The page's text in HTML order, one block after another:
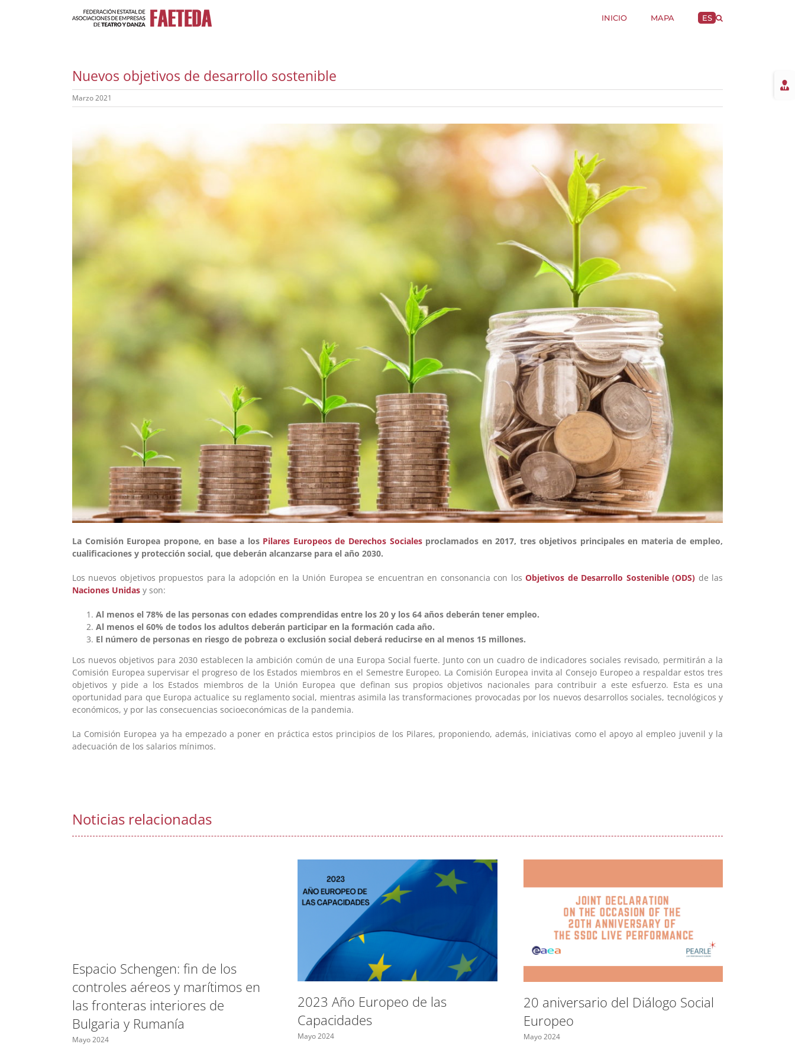
INICIO MAPA ES
Nuevos objetivos de desarrollo sostenible
Marzo 2021
La Comisión Europea propone, en base a los Pilares Europeos de Derechos Socialesproclamados en 2017, tres objetivos principales en materia de empleo,
cualificaciones y protección social, que deberán alcanzarse para el año 2030.
Los nuevos objetivos propuestos para la adopción en la Unión Europea se encuentran en consonancia con losObjetivos de Desarrollo Sostenible (ODS) de las
Naciones Unidas y son:
Al menos el 78% de las personas con edades comprendidas entre los 20 y los 64 años deberán tener empleo.
Al menos el 60% de todos los adultos deberán participar en la formación cada año.
El número de personas en riesgo de pobreza o exclusión social deberá reducirse en al menos 15 millones.
Los nuevos objetivos para 2030 establecen la ambición común de una Europa Social fuerte. Junto con un cuadro de indicadores sociales revisado, permitirán a la
Comisión Europea supervisar el progreso de los Estados miembros en el Semestre Europeo. La Comisión Europea invita al Consejo Europeo a respaldar estos tres
objetivos y pide a los Estados miembros de la Unión Europea que definan sus propios objetivos nacionales para contribuir a este esfuerzo. Esta es una
oportunidad para que Europa actualice su reglamento social, mientras asimila las transformaciones provocadas por los nuevos desarrollos sociales, tecnológicos y
económicos, y por las consecuencias socioeconómicas de la pandemia.
La Comisión Europea ya ha empezado a poner en práctica estos principios de los Pilares, proponiendo, además, iniciativas como el apoyo al empleo juvenil y la
adecuación de los salarios mínimos.
Noticias relacionadas
Espacio Schengen: fin de los
controles aéreos y marítimos en
las fronteras interiores de
Bulgaria y Rumanía
Mayo 2024
2023 Año Europeo de las
Capacidades
Mayo 2024
20 aniversario del Diálogo Social
Europeo
Mayo 2024